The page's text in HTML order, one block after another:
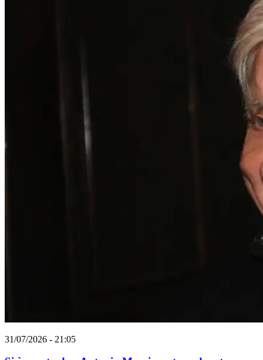
31/07/2026 - 21:05